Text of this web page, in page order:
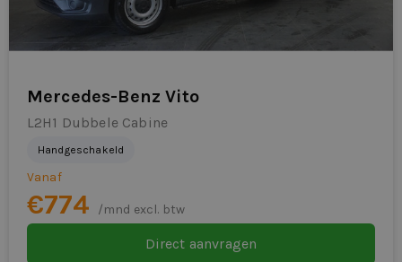
Mercedes-Benz Vito
L2H1 Dubbele Cabine
Handgeschakeld
Vanaf
€774 /mnd excl. btw
Direct aanvragen